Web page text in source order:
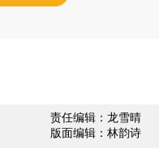
责任编辑：龙雪晴
版面编辑：林韵诗